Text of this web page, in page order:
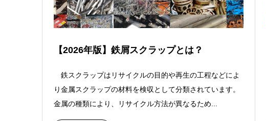
【2026年版】鉄屑スクラップとは？
鉄スクラップはリサイクルの目的や再生の工程などによ
り金属スクラップの材料を検収として分類されています。
金属の種類により、リサイクル方法が異なるため...